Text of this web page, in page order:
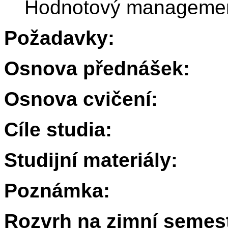
Hodnotový
Požadavky:
Osnova přednášek:
Osnova cvičení:
Cíle studia:
Studijní materiály:
Poznámka:
Rozvrh na zimní